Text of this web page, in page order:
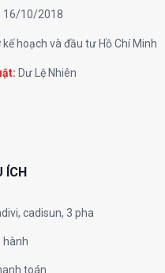
16/10/2018
kế hoạch và đầu tư Hồ Chí Minh
Dư Lệ Nhiên
ÍCH
cadisun, 3 pha
hành
toán